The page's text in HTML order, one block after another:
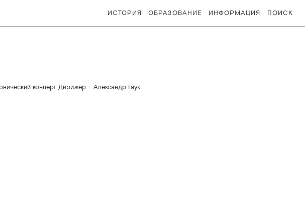
ИСТОРИЯ ОБРАЗОВАНИЕ ИНФОРМАЦИЯ ПОИСК